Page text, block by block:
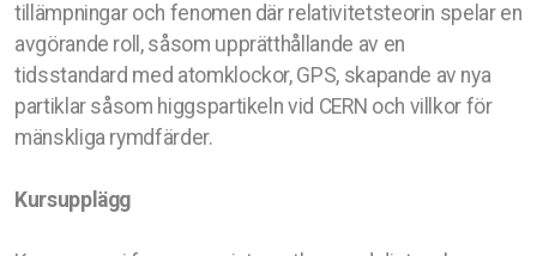
tillämpningar och fenomen där relativitetsteorin spelar en
avgörande roll, såsom upprätthållande av en
tidsstandard med atomklockor, GPS, skapande av nya
partiklar såsom higgspartikeln vid CERN och villkor för
mänskliga rymdfärder.
Kursupplägg